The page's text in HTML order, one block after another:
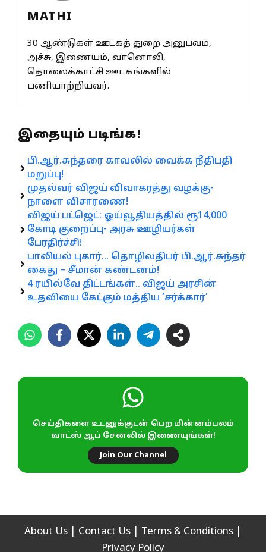
MATHI
30 ஆண்டுகள் ஊடகத் துறை அனுபவம்,
அச்சு, இணையம், வானொலி,
தொலைக்காட்சி ஊடகங்களில்
பணியாற்றியவர்.
இதையும் படிங்க!
பி.ஆர்.சுந்தரை காவலில் வைக்க நீதிபதி
மறுப்பு!
முதல்வர் விஜய் விவாகரத்து வழக்கு-
நாளை விசாரணை!
விஜய் பட்ஜெட்: ஓய்வூதியத்தில் ரூ14,000
கோடி குறைப்பு- அரசு ஊழியர்கள்
பேரதிர்ச்சி!
பாலியல் புகார்… தொழிலதிபர் பி.ஆர்.சுந்தர்
கைது – சீமான் கண்டனம்!
4 ரயில்வே திட்டங்கள்.. விஜய் அரசின்
உதவியை கேட்கும் மத்திய ‘சர்க்கார்’
செய்திகளை உடனுக்குடன் பெற மின்னம்பலம்
வாட்ஸ் ஆப் சேனலில் இணையுங்கள்!
Join Our Channel
About Us Contact Us Terms & Conditions
Privacy Policy